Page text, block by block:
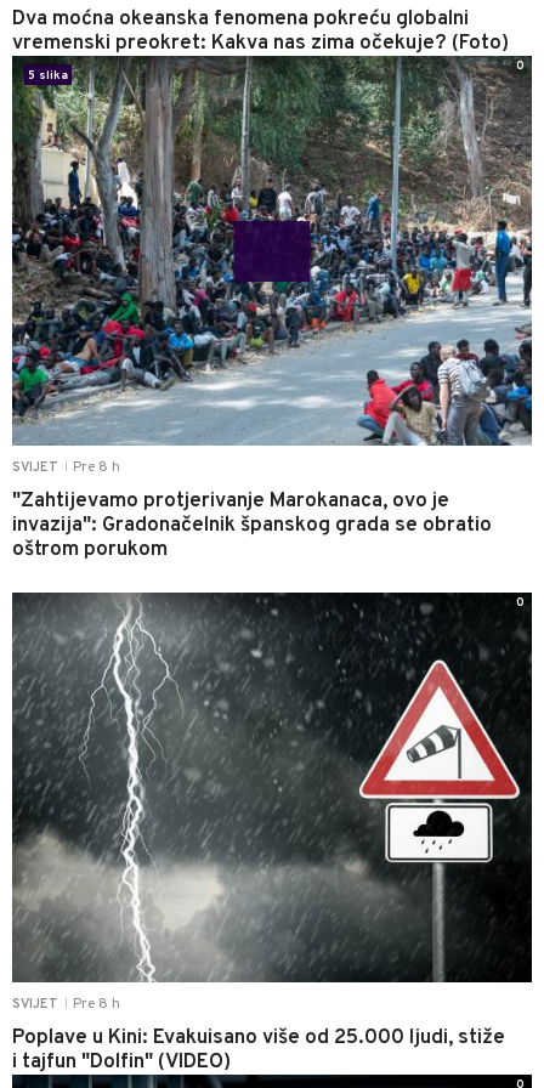
Dva moćna okeanska fenomena pokreću globalni
vremenski preokret: Kakva nas zima očekuje? (Foto)
SVIJET Pre 8 h
"Zahtijevamo protjerivanje Marokanaca, ovo je
invazija": Gradonačelnik španskog grada se obratio
oštrom porukom
5 slika
0
SVIJET Pre 8 h
Poplave u Kini: Evakuisano više od 25.000 ljudi, stiže
i tajfun "Dolfin" (VIDEO)
0
0